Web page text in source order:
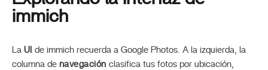
immich
La UI de immich recuerda a Google Photos. A la izquierda, la
columna de navegación clasifica tus fotos por ubicación,